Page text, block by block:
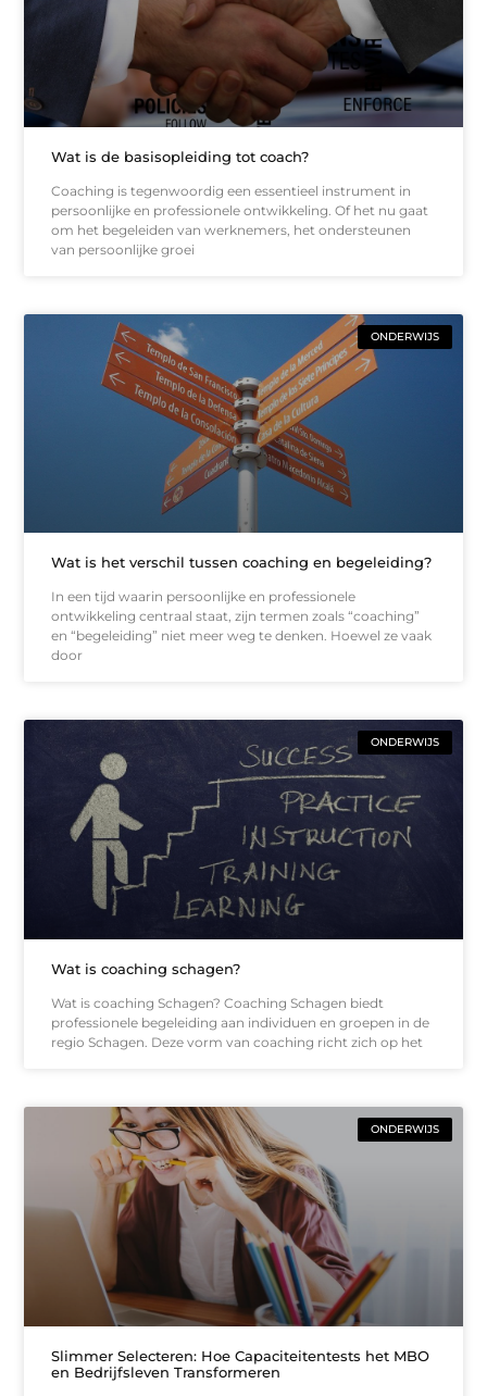
Wat is de basisopleiding tot coach?
Coaching is tegenwoordig een essentieel instrument in
persoonlijke en professionele ontwikkeling. Of het nu gaat
om het begeleiden van werknemers, het ondersteunen
van persoonlijke groei
ONDERWIJS
Wat is het verschil tussen coaching en begeleiding?
In een tijd waarin persoonlijke en professionele
ontwikkeling centraal staat, zijn termen zoals “coaching”
en “begeleiding” niet meer weg te denken. Hoewel ze vaak
door
ONDERWIJS
Wat is coaching schagen?
Wat is coaching Schagen? Coaching Schagen biedt
professionele begeleiding aan individuen en groepen in de
regio Schagen. Deze vorm van coaching richt zich op het
ONDERWIJS
Slimmer Selecteren: Hoe Capaciteitentests het MBO
en Bedrijfsleven Transformeren